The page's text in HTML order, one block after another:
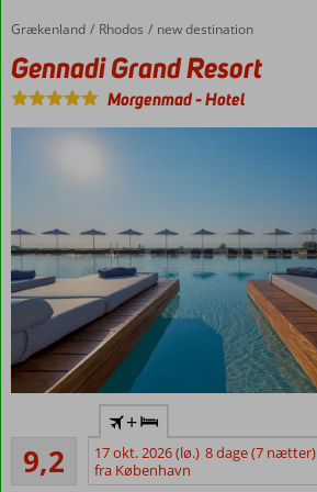
værelser
med plads
til 4
Forside
Grækenland Rhodos new destination
Gennadi Grand Resort
Gennadi Grand Resort
Morgenmad-Hotel
Luksuriøst
Rolig
beliggenhed
9,2
Fremragende
31
anmeldelser
+
17 okt. 2026 (lø.) 8 dage (7 nætter)
fra København